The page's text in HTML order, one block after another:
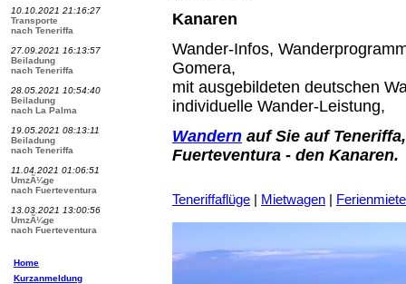
10.10.2021 21:16:27
Transporte
nach Teneriffa
27.09.2021 16:13:57
Beiladung
nach Teneriffa
28.05.2021 10:54:40
Beiladung
nach La Palma
19.05.2021 08:13:11
Beiladung
nach Teneriffa
11.04.2021 01:06:51
UmzÃ¼ge
nach Fuerteventura
13.03.2021 13:00:56
UmzÃ¼ge
nach Fuerteventura
Home
Kurzanmeldung
Kanaren
Wander-Infos,
Gomera,
mit ausgebildeten deutschen
individuelle Wander-Leistung,
Wandern auf Sie auf
Fuerteventura - den Kanaren.
Teneriffaflüge | Mietwagen | Ferienmiete